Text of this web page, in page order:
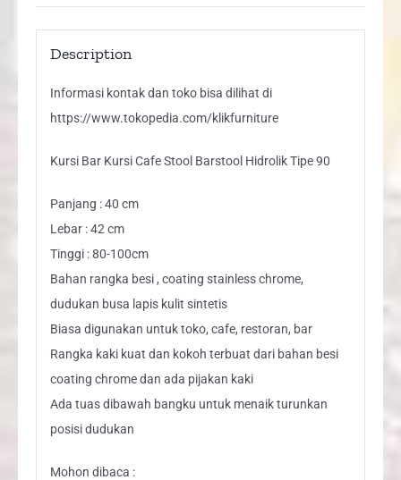
Description
Informasi kontak dan toko bisa dilihat di
https://www.tokopedia.com/klikfurniture
Kursi Bar Kursi Cafe Stool Barstool Hidrolik Tipe 90
Panjang : 40 cm
Lebar : 42 cm
Tinggi : 80-100cm
Bahan rangka besi , coating stainless chrome,
dudukan busa lapis kulit sintetis
Biasa digunakan untuk toko, cafe, restoran, bar
Rangka kaki kuat dan kokoh terbuat dari bahan besi
coating chrome dan ada pijakan kaki
Ada tuas dibawah bangku untuk menaik turunkan
posisi dudukan
Mohon dibaca :